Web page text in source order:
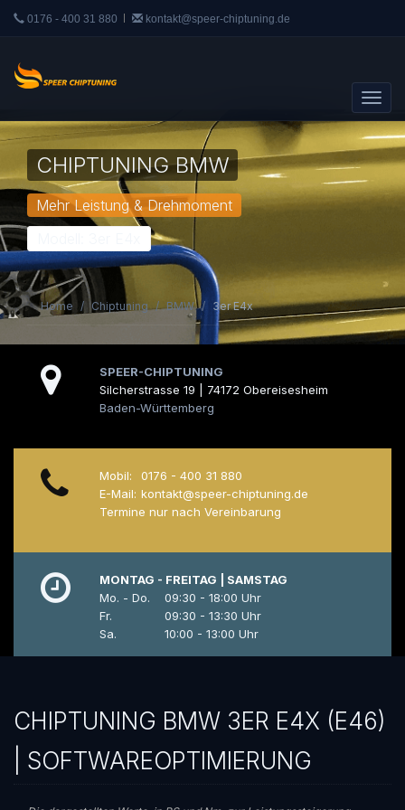
0176 - 400 31 880 kontakt@speer-chiptuning.de
CHIPTUNING BMW
Mehr Leistung & Drehmoment
Home Chiptuning BMW 3er E4x
SPEER-CHIPTUNING
Silcherstrasse 19 | 74172 Obereisesheim
Baden-Württemberg
Mobil:
0176 - 400 31 880
E-Mail: kontakt@speer-chiptuning.de
Termine nur nach Vereinbarung
MONTAG - FREITAG | SAMSTAG
Mo. - Do.
09:30 - 18:00 Uhr
Fr.
09:30 - 13:30 Uhr
Sa.
10:00 - 13:00 Uhr
CHIPTUNING BMW 3ER E4X (E46)
| SOFTWAREOPTIMIERUNG